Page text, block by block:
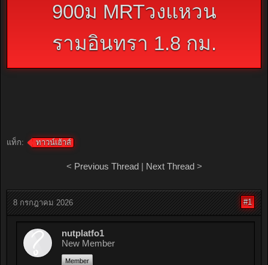
900ม MRTวงแหวน
รามอินทรา 1.8 กม.
แท็ก: ทาวน์เฮ้าส์
< Previous Thread| Next Thread>
8 กรกฎาคม 2026 #1
nutplatfo1
New Member
Member